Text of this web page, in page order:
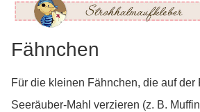
Fähnchen
Für die kleinen Fähnchen, die auf der
Seeräuber-Mahl verzieren (z. B.